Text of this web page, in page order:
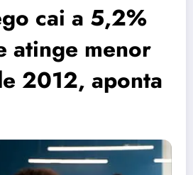
cai a 5,2%
atinge menor
2012, aponta